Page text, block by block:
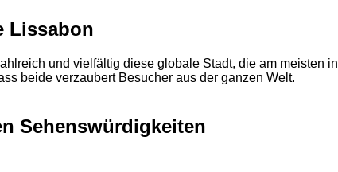
Lissabon
und vielfältig diese globale Stadt, die am meisten in
beide verzaubert Besucher aus der ganzen Welt.
Sehenswürdigkeiten